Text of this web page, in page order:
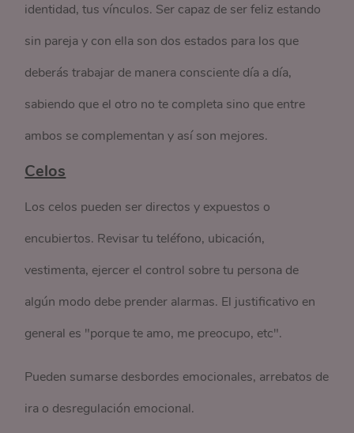
identidad, tus vínculos. Ser capaz de ser feliz estando
sin pareja y con ella son dos estados para los que
deberás trabajar de manera consciente día a día,
sabiendo que el otro no te completa sino que entre
ambos se complementan y así son mejores.
Celos
Los celos pueden ser directos y expuestos o
encubiertos. Revisar tu teléfono, ubicación,
vestimenta, ejercer el control sobre tu persona de
algún modo debe prender alarmas. El justificativo en
general es "porque te amo, me preocupo, etc".
Pueden sumarse desbordes emocionales, arrebatos de
ira o desregulación emocional.